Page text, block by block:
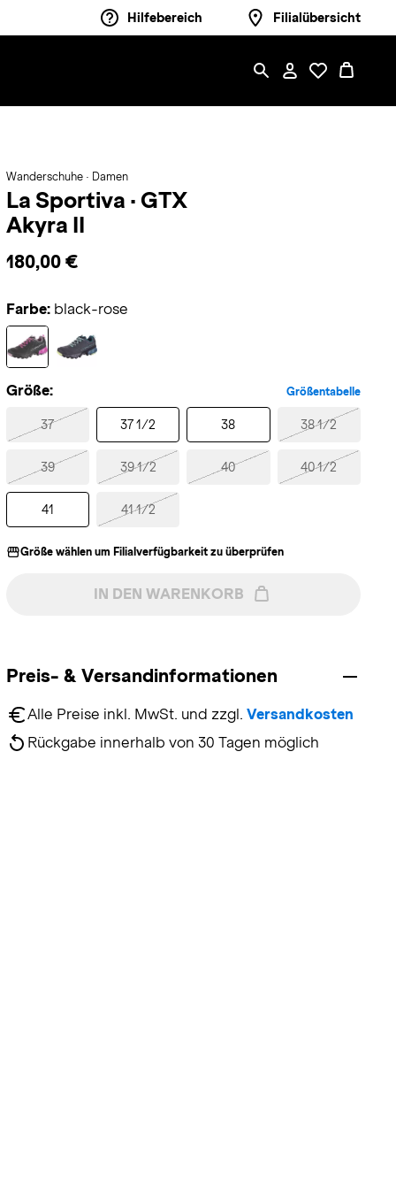
Hilfebereich Filialübersicht
Wanderschuhe · Damen
La Sportiva · GTX
Akyra II
180,00 €
Farbe: black-rose
Größe: Größentabelle
37 37 1/2 38 38 1/2
39 39 1/2 40 40 1/2
41 41 1/2
Größe wählen um Filialverfügbarkeit zu überprüfen
IN DEN WARENKORB
Preis- & Versandinformationen
Alle Preise inkl. MwSt. und zzgl. Versandkosten
Rückgabe innerhalb von 30 Tagen möglich